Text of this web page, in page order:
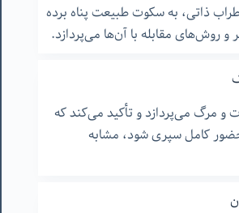
ذاتی، به سکوت طبیعت پناه برده
روش‌های مقابله با آن‌ها می‌پردازد.
و مرگ می‌پردازد و تأکید می‌کند که
حضور کامل سپری شود، مشابه